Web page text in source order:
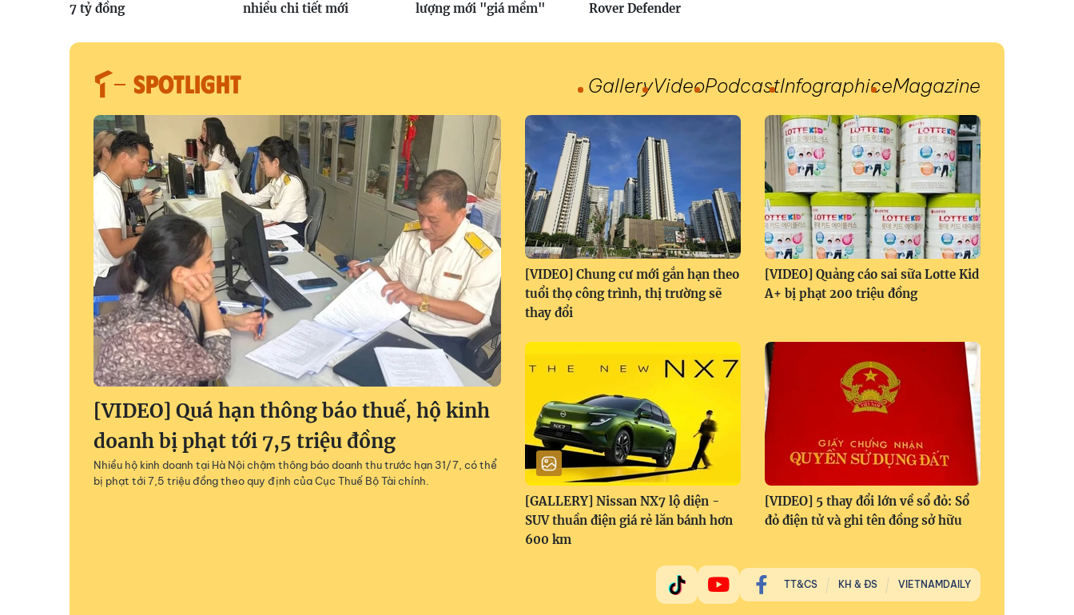
7 tỷ đồng
nhiều chi tiết mới
lượng mới "giá mềm"
Rover Defender
SPOTLIGHT GalleryVideoPodcastInfographiceMagazine
[VIDEO] Quá hạn thông báo thuế, hộ kinh
doanh bị phạt tới 7,5 triệu đồng
Nhiều hộ kinh doanh tại Hà Nội chậm thông báo doanh thu trước hạn 31/7, có thể
bị phạt tới 7,5 triệu đồng theo quy định của Cục Thuế Bộ Tài chính.
[VIDEO] Chung cư mới gắn hạn theo
tuổi thọ công trình, thị trường sẽ
thay đổi
[VIDEO] Quảng cáo sai sữa Lotte Kid
A+ bị phạt 200 triệu đồng
[GALLERY] Nissan NX7 lộ diện -
SUV thuần điện giá rẻ lăn bánh hơn
600 km
[VIDEO] 5 thay đổi lớn về sổ đỏ: Sổ
đỏ điện tử và ghi tên đồng sở hữu
TT&CS KH & ĐS VIETNAMDAILY